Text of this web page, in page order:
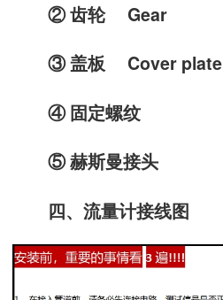
② 齿轮 Gear
③ 盖板 Cover plate
④ 固定螺纹
⑤ 赫斯曼接头
四、流量计接线图